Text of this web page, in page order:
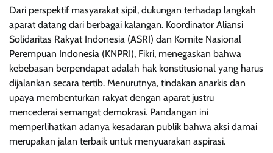
Dari perspektif masyarakat sipil, dukungan terhadap langkah
aparat datang dari berbagai kalangan. Koordinator Aliansi
Solidaritas Rakyat Indonesia (ASRI) dan Komite Nasional
Perempuan Indonesia (KNPRI), Fikri, menegaskan bahwa
kebebasan berpendapat adalah hak konstitusional yang harus
dijalankan secara tertib. Menurutnya, tindakan anarkis dan
upaya membenturkan rakyat dengan aparat justru
mencederai semangat demokrasi. Pandangan ini
memperlihatkan adanya kesadaran publik bahwa aksi damai
merupakan jalan terbaik untuk menyuarakan aspirasi.